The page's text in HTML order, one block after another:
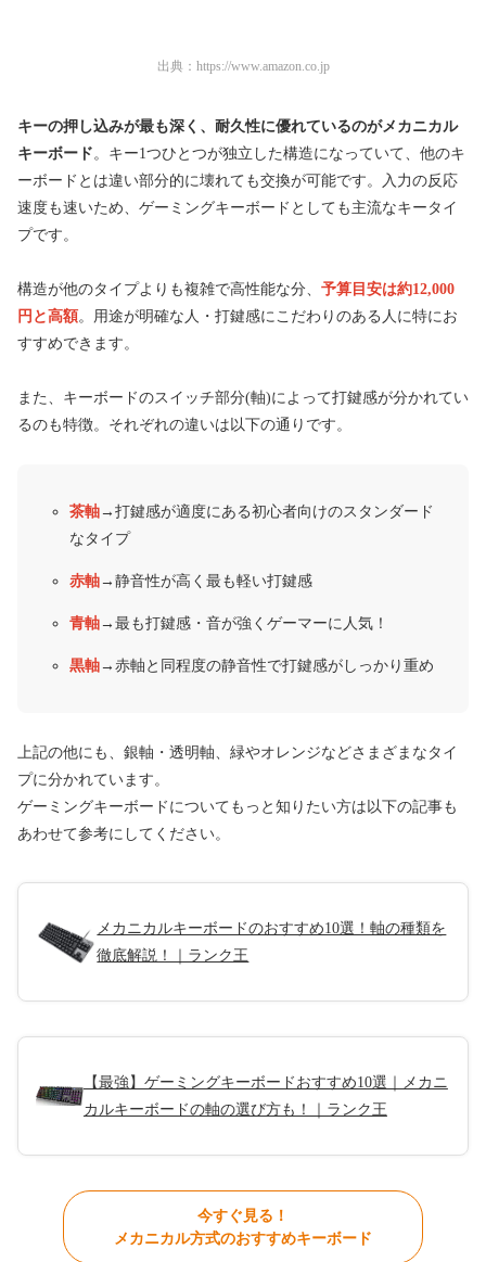
出典： https://www.amazon.co.jp
キーの押し込みが最も深く、耐久性に優れているのがメカニカル
キーボード。キー1つひとつが独立した構造になっていて、他のキ
ーボードとは違い部分的に壊れても交換が可能です。入力の反応
速度も速いため、ゲーミングキーボードとしても主流なキータイ
プです。
構造が他のタイプよりも複雑で高性能な分、 予算目安は約12,000
円と高額。用途が明確な人・打鍵感にこだわりのある人に特にお
すすめできます。
また、キーボードのスイッチ部分(軸)によって打鍵感が分かれてい
るのも特徴。それぞれの違いは以下の通りです。
茶軸→打鍵感が適度にある初心者向けのスタンダード
なタイプ
赤軸→静音性が高く最も軽い打鍵感
青軸→最も打鍵感・音が強くゲーマーに人気！
黒軸→赤軸と同程度の静音性で打鍵感がしっかり重め
上記の他にも、銀軸・透明軸、緑やオレンジなどさまざまなタイ
プに分かれています。
ゲーミングキーボードについてもっと知りたい方は以下の記事も
あわせて参考にしてください。
メカニカルキーボードのおすすめ10選！軸の種類を
徹底解説！｜ランク王
【最強】ゲーミングキーボードおすすめ10選｜メカニ
カルキーボードの軸の選び方も！｜ランク王
今すぐ見る！
メカニカル方式のおすすめキーボード